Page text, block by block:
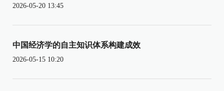
2026-05-20 13:45
中国经济学的自主知识体系构建成效
2026-05-15 10:20